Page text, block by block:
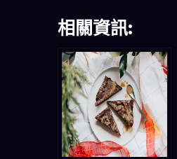
相關資訊: